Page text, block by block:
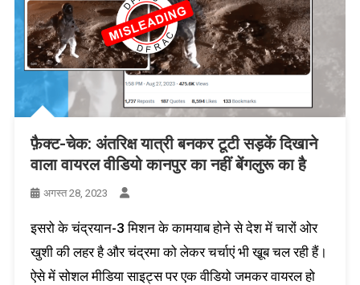
फ़ैक्ट-चेक: अंतरिक्ष यात्री बनकर टूटी सड़कें दिखाने
वाला वायरल वीडियो कानपुर का नहीं बेंगलुरू का है
अगस्त 28, 2023
इसरो के चंद्रयान-3 मिशन के कामयाब होने से देश में चारों ओर
खुशी की लहर है और चंद्रमा को लेकर चर्चाएं भी खू़ब चल रही हैं।
ऐसे में सोशल मीडिया साइट्स पर एक वीडियो जमकर वायरल हो